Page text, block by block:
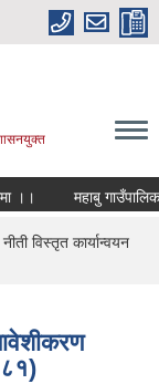
विस्तृत कार्यान्वयन